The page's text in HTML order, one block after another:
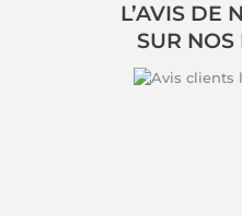
L’AVIS DE
SUR